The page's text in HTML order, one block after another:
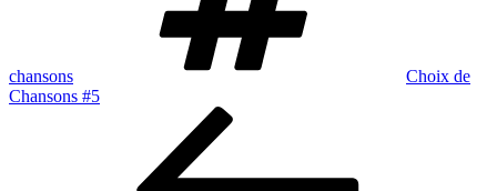
chansons
Choix de
Chansons #5